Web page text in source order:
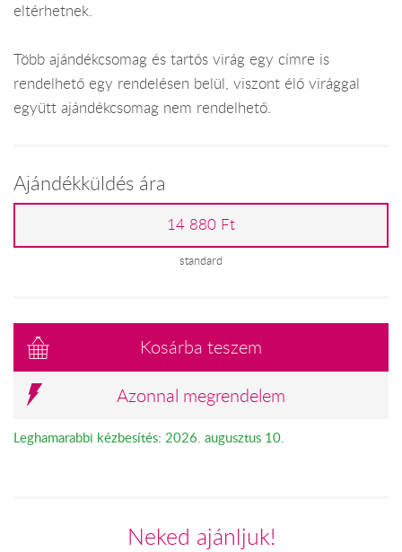
eltérhetnek.
Több ajándékcsomag és tartós virág egy címre is
rendelhető egy rendelésen belül, viszont élő virággal
együtt ajándékcsomag nem rendelhető.
Ajándékküldés ára
14 880 Ft
standard
Kosárba teszem
Azonnal megrendelem
Leghamarabbi kézbesítés: 2026. augusztus 10.
Neked ajánljuk!